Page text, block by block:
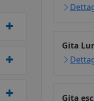
Gita
Gita